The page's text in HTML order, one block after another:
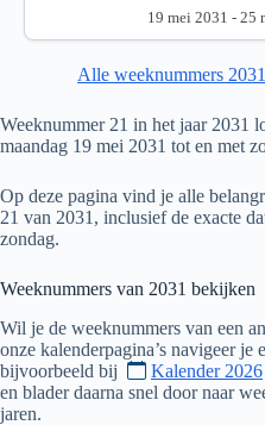
19 mei 2031 - 25
Alle weeknummers 2031
Weeknummer 21 in het jaar 2031
maandag 19 mei 2031 tot en met
Op deze pagina vind je alle
21 van 2031, inclusief de exacte
zondag.
Weeknummers van 2031 bekijken
Wil je de weeknummers van een
onze kalenderpagina’s navigeer je
bijvoorbeeld bij
Kalender 2026
en blader daarna snel door naar
jaren.